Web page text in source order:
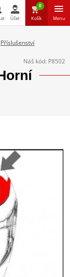
Hledat
Účet
0
Košík Menu
Příslušenství
Náš kód: P8502